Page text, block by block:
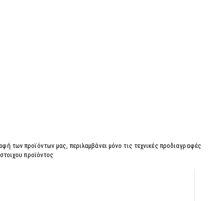
των προϊόντων μας, περιλαμβάνει μόνο τις τεχνικές προδιαγραφές
προϊόντος